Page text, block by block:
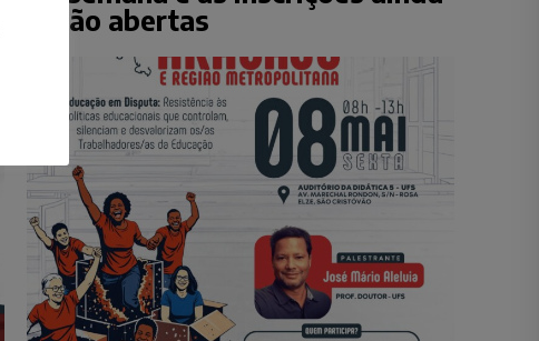
estão abertas